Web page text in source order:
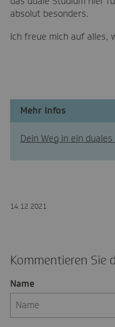
absolut besonders.
Ich freue mich auf alles,
Mehr Infos
Dein Weg in ein
14.12.2021
Kommentieren Sie
Name